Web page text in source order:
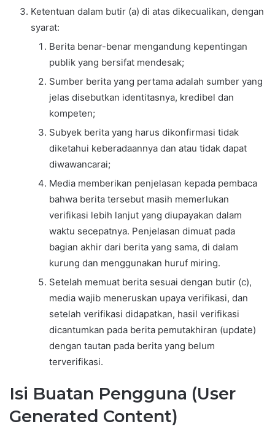
Ketentuan dalam butir (a) di atas dikecualikan, dengan
syarat:
Berita benar-benar mengandung kepentingan
publik yang bersifat mendesak;
Sumber berita yang pertama adalah sumber yang
jelas disebutkan identitasnya, kredibel dan
kompeten;
Subyek berita yang harus dikonfirmasi tidak
diketahui keberadaannya dan atau tidak dapat
diwawancarai;
Media memberikan penjelasan kepada pembaca
bahwa berita tersebut masih memerlukan
verifikasi lebih lanjut yang diupayakan dalam
waktu secepatnya. Penjelasan dimuat pada
bagian akhir dari berita yang sama, di dalam
kurung dan menggunakan huruf miring.
Setelah memuat berita sesuai dengan butir (c),
media wajib meneruskan upaya verifikasi, dan
setelah verifikasi didapatkan, hasil verifikasi
dicantumkan pada berita pemutakhiran (update)
dengan tautan pada berita yang belum
terverifikasi.
Isi Buatan Pengguna (User
Generated Content)